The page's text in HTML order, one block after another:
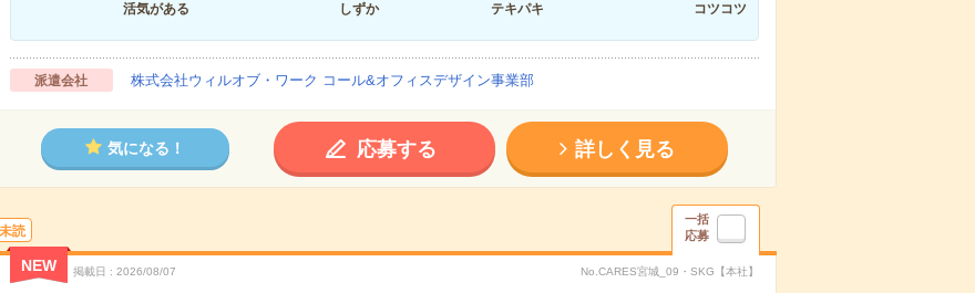
活気がある
しずか
テキパキ
コツコツ
派遣会社 株式会社ウィルオブ・ワーク コール&オフィスデザイン事業部
気になる！ 応募する 詳しく見る
未読
一括
応募
NEW 掲載日 2026/08/07 No.CARES宮城_09・SKG【本社】